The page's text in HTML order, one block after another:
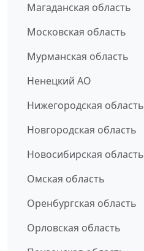
Магаданская область
Московская область
Мурманская область
Ненецкий АО
Нижегородская область
Новгородская область
Новосибирская область
Омская область
Оренбургская область
Орловская область